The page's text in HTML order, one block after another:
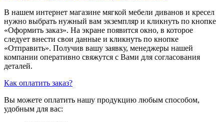
В нашем интернет магазине мягкой мебели диванов и кресел
нужно выбрать нужный вам экземпляр и кликнуть по кнопке
«Оформить заказ». На экране появится окно, в которое
следует внести свои данные и кликнуть по кнопке
«Отправить». Получив вашу заявку, менеджеры нашей
компании оперативно свяжутся с Вами для согласования
деталей.
Как оплатить заказ?
Вы можете оплатить нашу продукцию любым способом,
удобным для вас: